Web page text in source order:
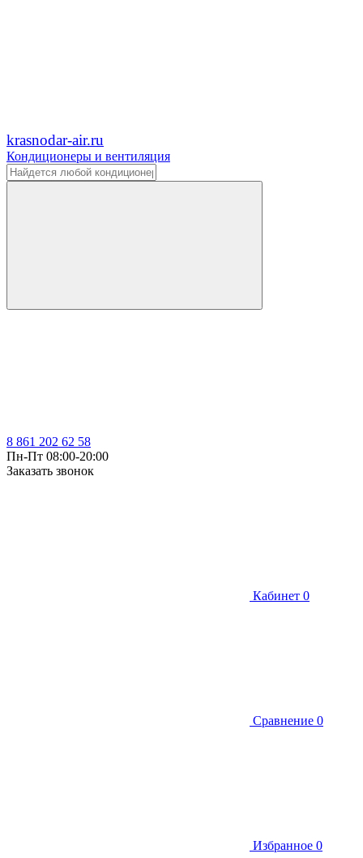
krasnodar-air.ru
Кондиционеры и вентиляция
8 861 202 62 58
Пн-Пт 08:00-20:00
Заказать звонок
Кабинет 0
Сравнение 0
Избранное 0